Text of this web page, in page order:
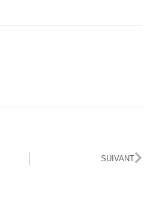
SUIVANT